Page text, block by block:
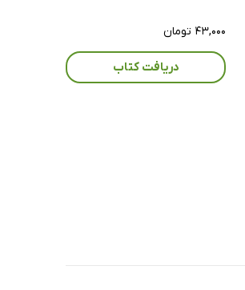
۴۳,۰۰۰ تومان
دریافت کتاب